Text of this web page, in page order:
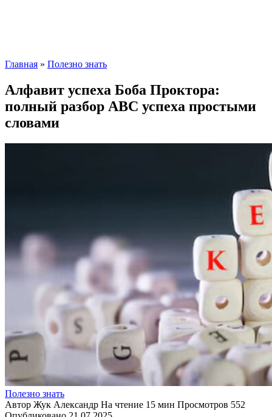
Главная » Полезно знать
Алфавит успеха Боба Проктора:
полный разбор ABC успеха простыми
словами
Полезно знать
Автор Жук Александр На чтение 15 мин Просмотров 552